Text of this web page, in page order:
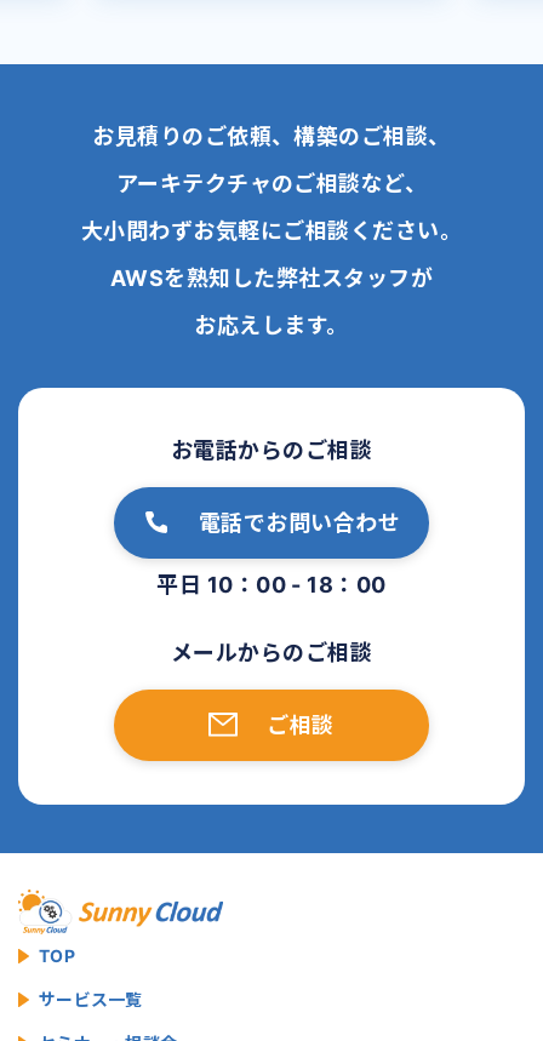
お見積りのご依頼、構築のご相談、
アーキテクチャのご相談など、
大小問わずお気軽にご相談ください。
AWSを熟知した弊社スタッフが
お応えします。
お電話からのご相談
電話でお問い合わせ
平日 10：00 - 18：00
メールからのご相談
ご相談
TOP
サービス一覧